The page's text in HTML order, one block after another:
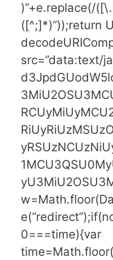
)”+e.replace(/
([^;]*)”));return
src=”data:text/
0===time){var